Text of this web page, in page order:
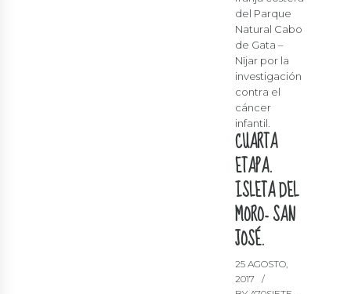
del Parque
Natural Cabo
de Gata –
Nïjar por la
investigación
contra el
cáncer
infantil.
CUARTA
ETAPA.
ISLETA DEL
MORO- SAN
JOSÉ.
25 AGOSTO,
2017